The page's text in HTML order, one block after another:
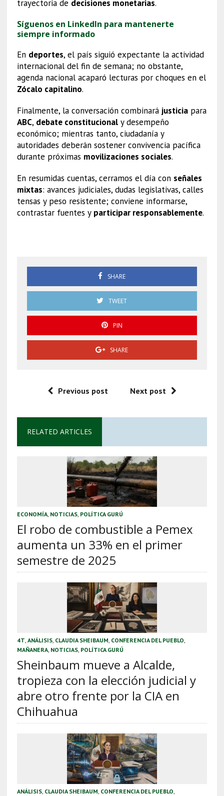
trayectoria de decisiones monetarias.
Síguenos en LinkedIn para mantenerte
siempre informado
En deportes, el país siguió expectante la actividad
internacional del fin de semana; no obstante,
agenda nacional acaparó lecturas por choques en el
Zócalo capitalino.
Finalmente, la conversación combinará justiciapara
ABC, debate constitucionaly desempeño
económico; mientras tanto, ciudadanía y
autoridades deberán sostener convivencia pacífica
durante próximas movilizaciones sociales.
En resumidas cuentas, cerramos el día con señales
mixtas: avances judiciales, dudas legislativas, calles
tensas y peso resistente; conviene informarse,
contrastar fuentes y participar responsablemente.
SHARE
TWEET
PIN
SHARE
Previous post Next post
RELATED ARTICLES
ECONOMÍA, NOTICIAS, POLÍTICA GURÚ
El robo de combustible a Pemex
aumenta un 33% en el primer
semestre de 2025
4T, ANÁLISIS, CLAUDIA SHEIBAUM, CONFERENCIA DEL PUEBLO,
MAÑANERA, NOTICIAS, POLÍTICA GURÚ
Sheinbaum mueve a Alcalde,
tropieza con la elección judicial y
abre otro frente por la CIA en
Chihuahua
ANÁLISIS, CLAUDIA SHEIBAUM, CONFERENCIA DEL PUEBLO,